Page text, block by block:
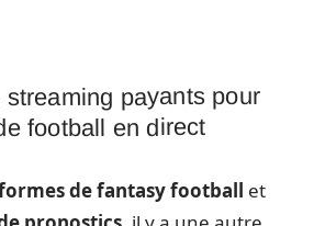
payants pour
football en direct
de fantasy football et